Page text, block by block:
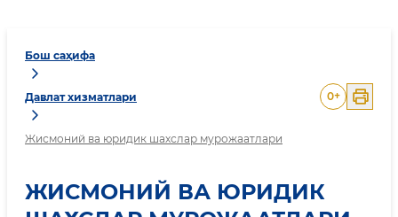
Бош саҳифа
Давлат хизматлари
Жисмоний ва юридик шахслар мурожаатлари
0+
ЖИСМОНИЙ ВА ЮРИДИК